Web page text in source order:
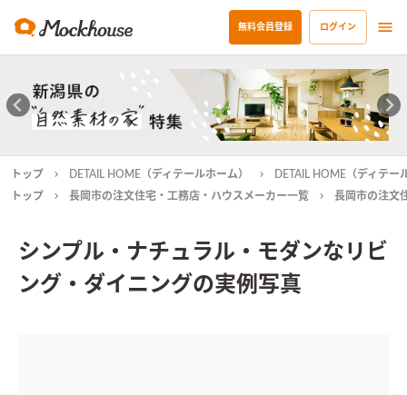
無料会員登録 ログイン
トップ DETAIL HOME（ディテールホーム）
DETAIL HOME（ディテ
トップ
長岡市の注文住宅・工務店・ハウスメーカー一覧 長岡市の注文
シンプル・ナチュラル・モダンなリビ
ング・ダイニングの実例写真